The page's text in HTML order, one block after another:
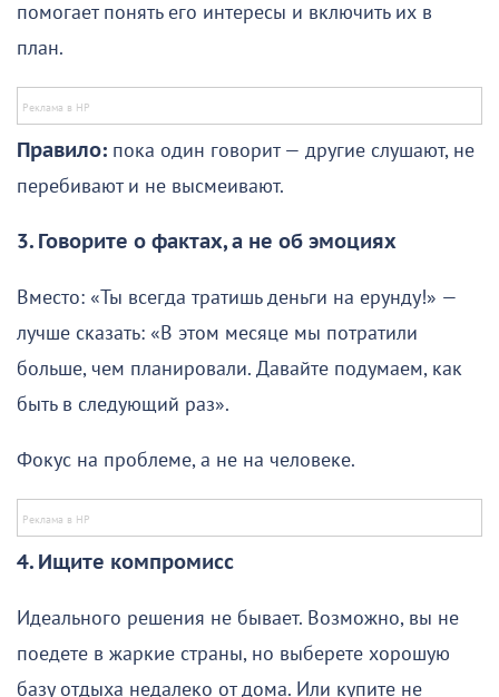
помогает понять его интересы и включить их в
план.
Правило: пока один говорит — другие слушают, не
перебивают и не высмеивают.
3. Говорите о фактах, а не об эмоциях
Вместо: «Ты всегда тратишь деньги на ерунду!» —
лучше сказать: «В этом месяце мы потратили
больше, чем планировали. Давайте подумаем, как
быть в следующий раз».
Фокус на проблеме, а не на человеке.
4. Ищите компромисс
Идеального решения не бывает. Возможно, вы не
поедете в жаркие страны, но выберете хорошую
базу отдыха недалеко от дома. Или купите не